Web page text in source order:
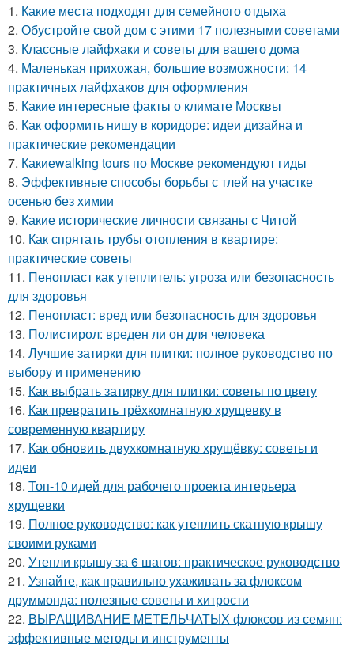
1. Какие места подходят для семейного отдыха
2. Обустройте свой дом с этими 17 полезными советами
3. Классные лайфхаки и советы для вашего дома
4. Маленькая прихожая, большие возможности: 14
практичных лайфхаков для оформления
5. Какие интересные факты о климате Москвы
6. Как оформить нишу в коридоре: идеи дизайна и
практические рекомендации
7. Какиеwalking tours по Москве рекомендуют гиды
8. Эффективные способы борьбы с тлей на участке
осенью без химии
9. Какие исторические личности связаны с Читой
10. Как спрятать трубы отопления в квартире:
практические советы
11. Пенопласт как утеплитель: угроза или безопасность
для здоровья
12. Пенопласт: вред или безопасность для здоровья
13. Полистирол: вреден ли он для человека
14. Лучшие затирки для плитки: полное руководство по
выбору и применению
15. Как выбрать затирку для плитки: советы по цвету
16. Как превратить трёхкомнатную хрущевку в
современную квартиру
17. Как обновить двухкомнатную хрущёвку: советы и
идеи
18. Топ-10 идей для рабочего проекта интерьера
хрущевки
19. Полное руководство: как утеплить скатную крышу
своими руками
20. Утепли крышу за 6 шагов: практическое руководство
21. Узнайте, как правильно ухаживать за флоксом
друммонда: полезные советы и хитрости
22. ВЫРАЩИВАНИЕ МЕТЕЛЬЧАТЫХ флоксов из семян:
эффективные методы и инструменты